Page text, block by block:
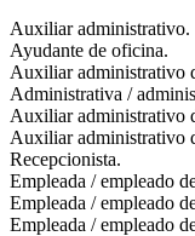
Auxiliar administrativo.
Ayudante de oficina.
Auxiliar administrativo
Administrativa /
Auxiliar administrativo
Auxiliar administrativo
Recepcionista.
Empleada / empleado
Empleada / empleado
Empleada / empleado